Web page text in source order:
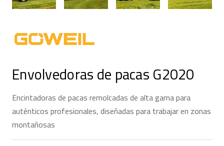
Envolvedoras de pacas G2020
Encintadoras de pacas remolcadas de alta gama para
auténticos profesionales, diseñadas para trabajar en zonas
montañosas